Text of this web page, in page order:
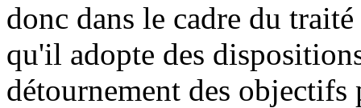
donc dans le cadre du
qu'il adopte des
détournement des